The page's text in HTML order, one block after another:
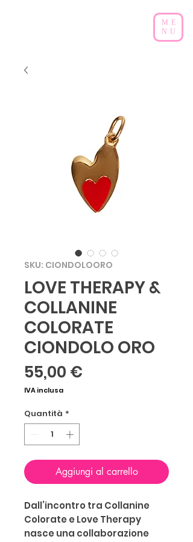
ME
NU
SKU: CIONDOLOORO
LOVE THERAPY &
COLLANINE
COLORATE
CIONDOLO ORO
55,00 €
IVA inclusa
Quantità *
Aggiungi al carrello
Dall’incontro tra Collanine
Colorate e Love Therapy
nasce una collaborazione